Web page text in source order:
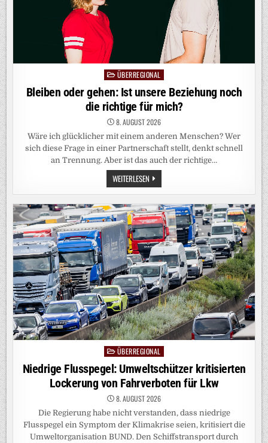
PostedÜBERREGIONAL
Bleiben oder gehen: Ist unsere Beziehung noch
die richtige für mich?
8. AUGUST 2026
Wäre ich glücklicher mit einem anderen Menschen? Wer
sich diese Frage in einer Partnerschaft stellt, denkt schnell
an Trennung. Aber ist das auch der richtige…
WEITERLESEN BLEIBEN
ODER
GEHEN:
IST
UNSERE
BEZIEHUNG
NOCH
DIE
RICHTIGE
FÜR
MICH?
PostedÜBERREGIONAL
Niedrige Flusspegel: Umweltschützer kritisierten
Lockerung von Fahrverboten für Lkw
8. AUGUST 2026
Die Regierung habe nicht verstanden, dass niedrige
Flusspegel ein Symptom der Klimakrise seien, kritisiert die
Umweltorganisation BUND. Den Schiffstransport durch